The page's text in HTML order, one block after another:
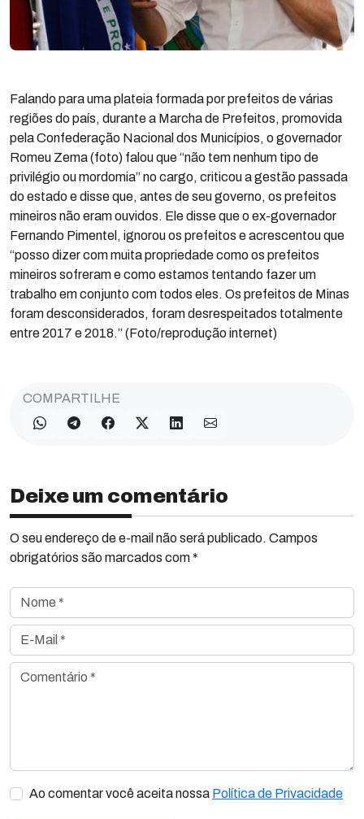
Falando para uma plateia formada por prefeitos de várias
regiões do país, durante a Marcha de Prefeitos, promovida
pela Confederação Nacional dos Municípios, o governador
Romeu Zema (foto) falou que “não tem nenhum tipo de
privilégio ou mordomia” no cargo, criticou a gestão passada
do estado e disse que, antes de seu governo, os prefeitos
mineiros não eram ouvidos. Ele disse que o ex-governador
Fernando Pimentel, ignorou os prefeitos e acrescentou que
“posso dizer com muita propriedade como os prefeitos
mineiros sofreram e como estamos tentando fazer um
trabalho em conjunto com todos eles. Os prefeitos de Minas
foram desconsiderados, foram desrespeitados totalmente
entre 2017 e 2018.” (Foto/reprodução internet)
COMPARTILHE
Deixe um comentário
O seu endereço de e-mail não será publicado. Campos
obrigatórios são marcados com *
Nome *
E-Mail *
Comentário *
Ao comentar você aceita nossa Política de Privacidade